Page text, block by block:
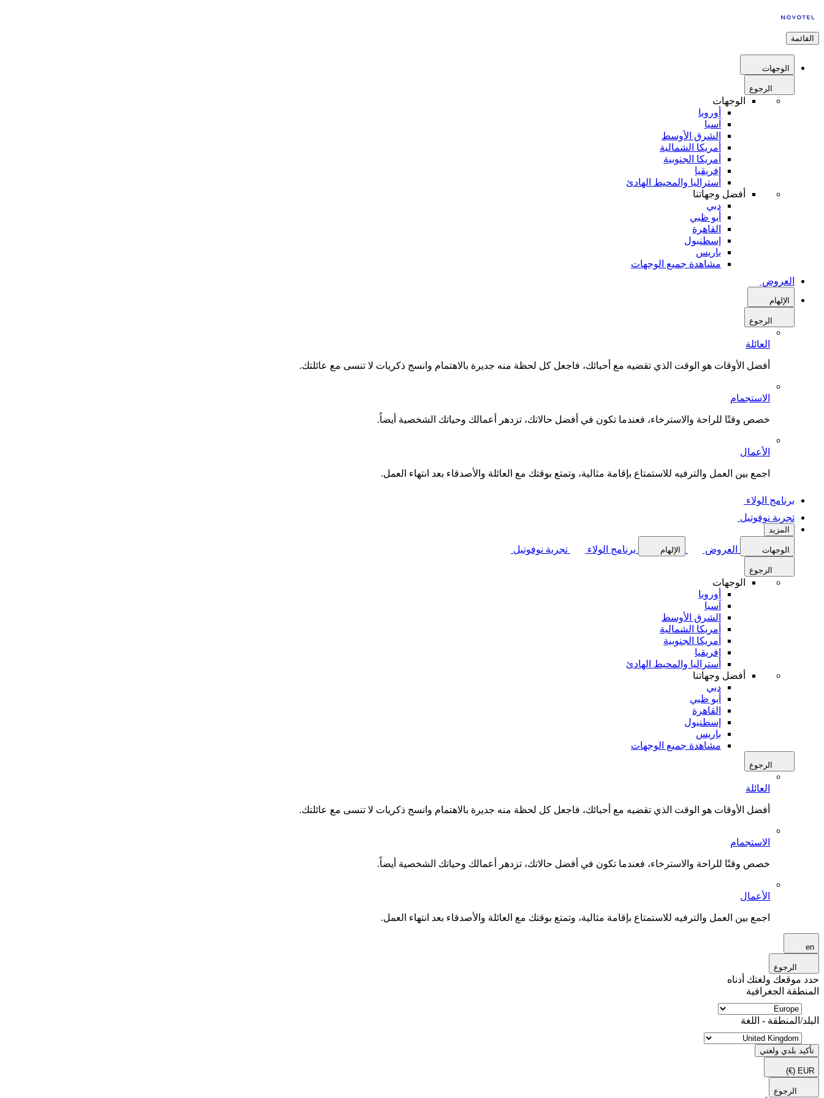
القائمة
الوجهات
الرجوع
الوجهات
أوروبا
آسيا
الشرق الأوسط
أمريكا الشمالية
أمريكا الجنوبية
إفريقيا
أستراليا والمحيط الهادئ
أفضل وجهاتنا
دبي
أبو ظبي
القاهرة
إسطنبول
باريس
مشاهدة جميع الوجهات
العروض
الإلهام
الرجوع
العائلة
أفضل الأوقات هو الوقت الذي تقضيه مع أحبائك، فاجعل كل لحظة منه جديرة بالاهتمام وانسج ذكريات لا تنسى مع عائلتك.
الاستجمام
خصص وقتًا للراحة والاسترخاء، فعندما تكون في أفضل حالاتك، تزدهر أعمالك وحياتك الشخصية أيضاً.
الأعمال
اجمع بين العمل والترفيه للاستمتاع بإقامة مثالية، وتمتع بوقتك مع العائلة والأصدقاء بعد انتهاء العمل.
برنامج الولاء
تجربة نوفوتيل
المزيد
الوجهات العروض الإلهام برنامج الولاء تجربة نوفوتيل
الرجوع
الوجهات
أوروبا
آسيا
الشرق الأوسط
أمريكا الشمالية
أمريكا الجنوبية
إفريقيا
أستراليا والمحيط الهادئ
أفضل وجهاتنا
دبي
أبو ظبي
القاهرة
إسطنبول
باريس
مشاهدة جميع الوجهات
الرجوع
العائلة
أفضل الأوقات هو الوقت الذي تقضيه مع أحبائك، فاجعل كل لحظة منه جديرة بالاهتمام وانسج ذكريات لا تنسى مع عائلتك.
الاستجمام
خصص وقتًا للراحة والاسترخاء، فعندما تكون في أفضل حالاتك، تزدهر أعمالك وحياتك الشخصية أيضاً.
الأعمال
اجمع بين العمل والترفيه للاستمتاع بإقامة مثالية، وتمتع بوقتك مع العائلة والأصدقاء بعد انتهاء العمل.
en
الرجوع
حدد موقعك ولغتك أدناه
المنطقة الجغرافية
البلد/المنطقة - اللغة
تأكيد بلدي ولغتي
EUR
(€)
الرجوع